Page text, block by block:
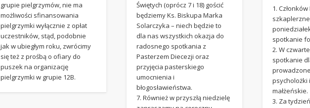
grupie pielgrzymów, nie ma
możliwości sfinansowania
pielgrzymki wyłącznie z opłat
uczestników, stąd, podobnie
jak w ubiegłym roku, zwrócimy
się też z prośbą o ofiary do
puszek na organizację
pielgrzymki w grupie 12B.
Świętych (oprócz 7 i 18) gościć
będziemy Ks. Biskupa Marka
Solarczyka – niech będzie to
dla nas wszystkich okazja do
radosnego spotkania z
Pasterzem Diecezji oraz
przyjęcia pasterskiego
umocnienia i
błogosławieństwa.
7. Również w przyszłą niedzielę
1.
spotkanie
2. W
spotkanie
psycholożki
małżeńskie.
3. Za